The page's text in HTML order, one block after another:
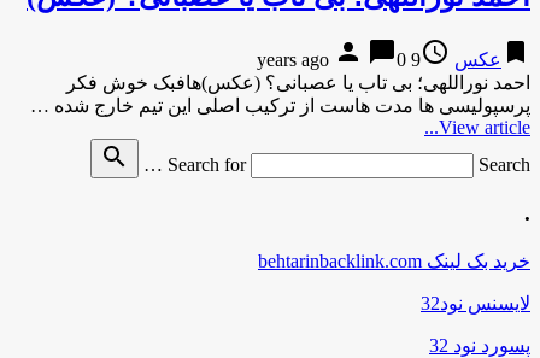
bookmark عکس access_time
9 years ago
person chat_bubble0
احمد نوراللهى؛ بى تاب یا عصبانى؟ (عکس)هافبک خوش فکر
پرسپولیسى ها مدت هاست از ترکیب اصلى این تیم خارج شده …
View article...
Search for
Search …
search
.
خرید بک لینک behtarinbacklink.com
لایسنس نود32
پسورد نود 32